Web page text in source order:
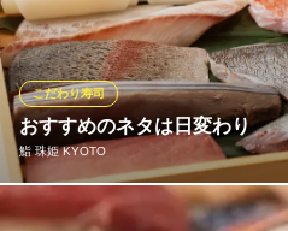
京すいしん
老舗 京の玄関口 酒処
ＪＲ京都駅 徒歩3分
京都府京都市下京区烏丸通り七条下ル東
い)
おすすめのネタは日変わり
鮨 珠姫 KYOTO
こだわり寿司
仕入れは毎日行います。北陸以外